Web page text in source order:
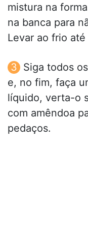
mistura na
na banca para
Levar ao frio
Siga todos
e, no fim, faça
líquido, verta-o
com amêndoa
pedaços.